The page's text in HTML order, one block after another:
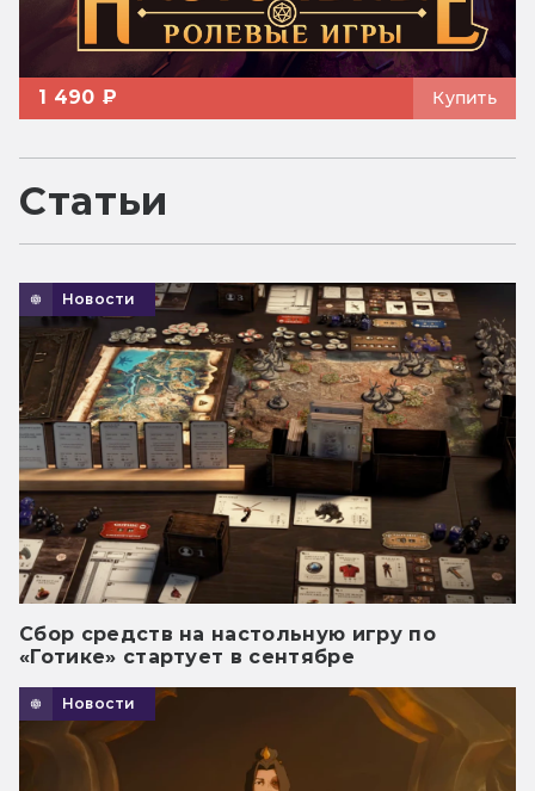
1 490 ₽ Купить
Статьи
Новости
Сбор средств на настольную игру по
«Готике» стартует в сентябре
Новости